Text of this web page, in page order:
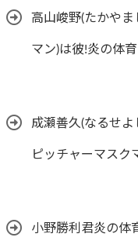
高山峻野(たかや
マン)は彼!炎の体
成瀬善久(なるせ
ピッチャーマスク
小野勝利君炎の体